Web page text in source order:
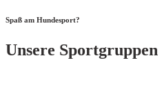
Spaß am Hundesport?
Unsere Sportgruppen